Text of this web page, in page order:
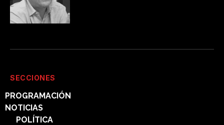
SECCIONES
PROGRAMACIÓN
NOTICIAS
POLÍTICA